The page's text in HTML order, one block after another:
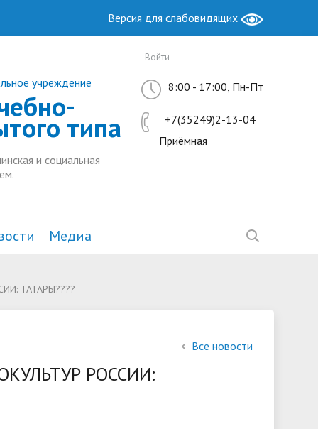
Версия для слабовидящих
учреждение
типа
и социальная
Войти
8:00 - 17:00, Пн-Пт
+7(35249)2-13-04
Приёмная
Образование
Финансово-хозяйственная
Антимонопольный комплаенс
Методическая работа
Медиа
ТАТАРЫ????
Все новости
РОССИИ: